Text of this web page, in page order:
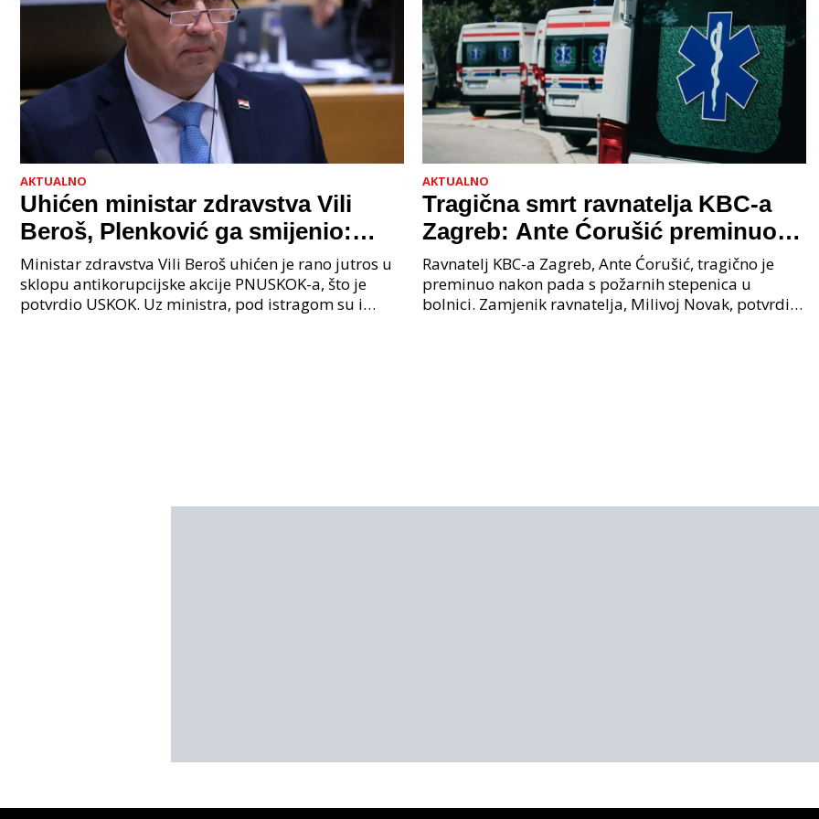
AKTUALNO
Uhićen ministar zdravstva Vili
Beroš, Plenković ga smijenio:
Istraga USKOK-a zbog korupcije
Ministar zdravstva Vili Beroš uhićen je rano jutros u
sklopu antikorupcijske akcije PNUSKOK-a, što je
potvrdio USKOK. Uz ministra, pod istragom su i
AKTUALNO
Tragična smrt ravnatelja KBC-a
Zagreb: Ante Ćorušić preminuo
nakon pada u bolnici, policija na
mjestu događaja
Ravnatelj KBC-a Zagreb, Ante Ćorušić, tragično je
preminuo nakon pada s požarnih stepenica u
bolnici. Zamjenik ravnatelja, Milivoj Novak, potvrdio